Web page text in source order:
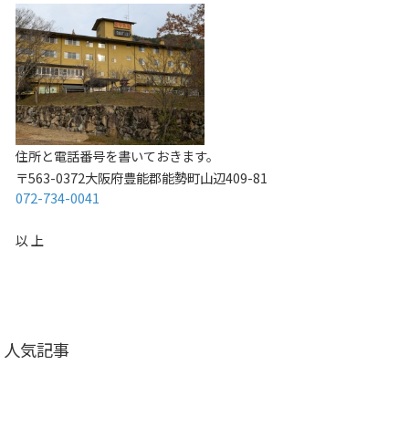
住所と電話番号を書いておきます。
〒563-0372大阪府豊能郡能勢町山辺409-81
072-734-0041
以 上
人気記事